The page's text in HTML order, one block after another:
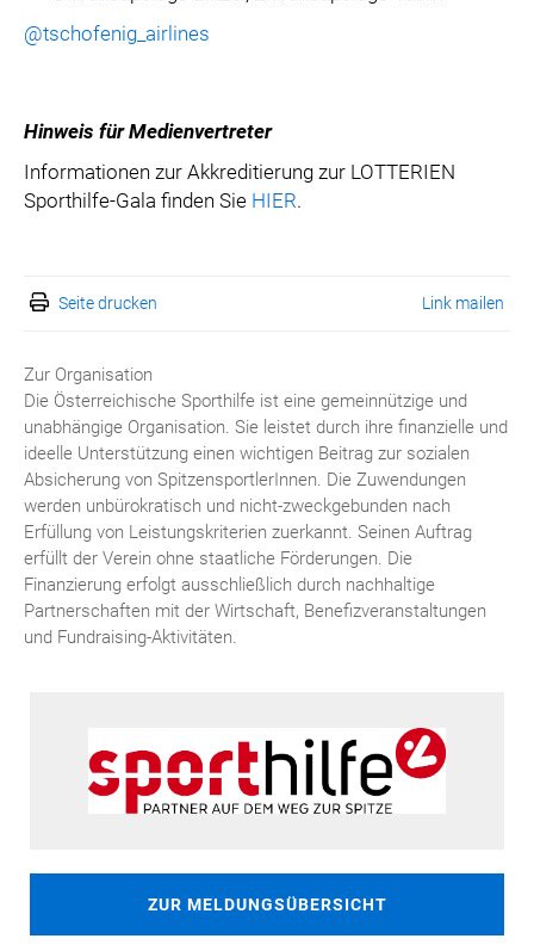
@tschofenig_airlines
Hinweis für Medienvertreter
Informationen zur Akkreditierung zur LOTTERIEN
Sporthilfe-Gala finden Sie HIER.
Seite drucken Link mailen
Zur Organisation
Die Österreichische Sporthilfe ist eine gemeinnützige und
unabhängige Organisation. Sie leistet durch ihre finanzielle und
ideelle Unterstützung einen wichtigen Beitrag zur sozialen
Absicherung von SpitzensportlerInnen. Die Zuwendungen
werden unbürokratisch und nicht-zweckgebunden nach
Erfüllung von Leistungskriterien zuerkannt. Seinen Auftrag
erfüllt der Verein ohne staatliche Förderungen. Die
Finanzierung erfolgt ausschließlich durch nachhaltige
Partnerschaften mit der Wirtschaft, Benefizveranstaltungen
und Fundraising-Aktivitäten.
ZUR MELDUNGSÜBERSICHT